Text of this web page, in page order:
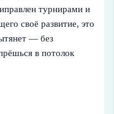
турнирами и
своё развитие, это
— без
в потолок